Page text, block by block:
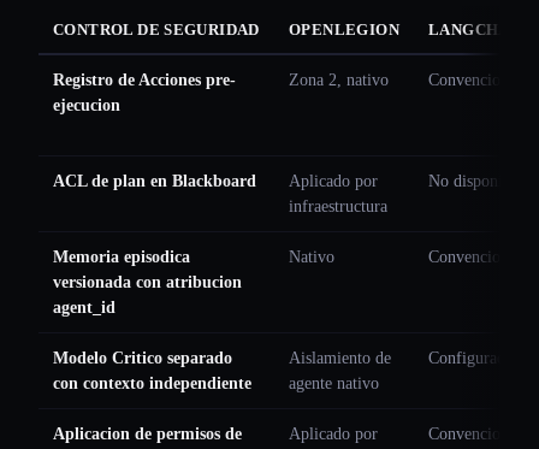
CONTROL DE SEGURIDAD OPENLEGION LANGCHAIN
Registro de Acciones pre-
ejecucion
Zona 2, nativo Convencion de
ACL de plan en Blackboard
Aplicado por
infraestructura
No disponible
Memoria episodica
versionada con atribucion
agent_id
Nativo Convencion de
Modelo Critico separado
con contexto independiente
Aislamiento de
agente nativo
Configuracion
Aplicacion de permisos de
Aplicado por
Convencion de